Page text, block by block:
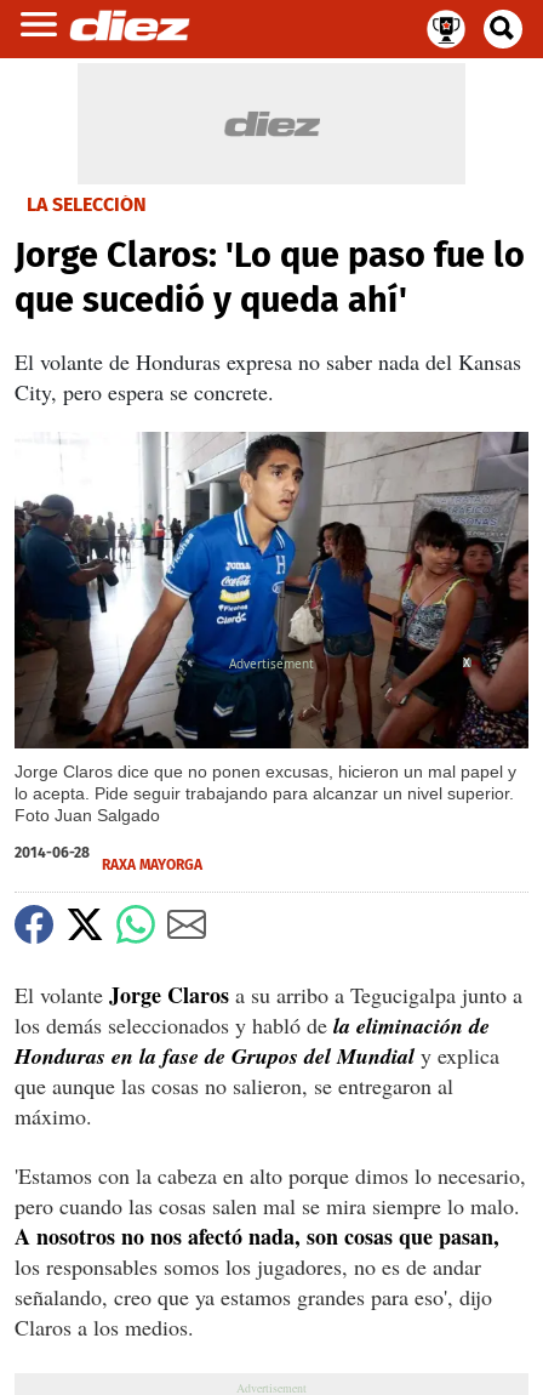
LA SELECCIÓN
Jorge Claros: 'Lo que paso fue lo
que sucedió y queda ahí'
El volante de Honduras expresa no saber nada del Kansas
City, pero espera se concrete.
Jorge Claros dice que no ponen excusas, hicieron un mal papel y
lo acepta. Pide seguir trabajando para alcanzar un nivel superior.
Foto Juan Salgado
X
2014-06-28
RAXA MAYORGA
El volante Jorge Claros a su arribo a Tegucigalpa junto a
los demás seleccionados y habló de la eliminación de
Honduras en la fase de Grupos del Mundial y explica
que aunque las cosas no salieron, se entregaron al
máximo.
'Estamos con la cabeza en alto porque dimos lo necesario,
pero cuando las cosas salen mal se mira siempre lo malo.
A nosotros no nos afectó nada, son cosas que pasan,
los responsables somos los jugadores, no es de andar
señalando, creo que ya estamos grandes para eso', dijo
Claros a los medios.